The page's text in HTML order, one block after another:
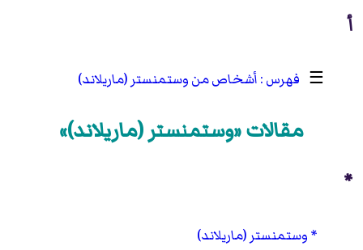
أ
☰ أشخاص من وستمنستر (ماريلاند)
مقالات «وستمنستر (ماريلاند)»
*
وستمنستر (ماريلاند)